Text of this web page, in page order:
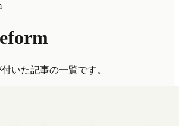
付いた記事の一覧です。